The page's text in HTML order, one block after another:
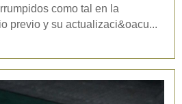
como tal en la
previo y su actualizaci&oacu...